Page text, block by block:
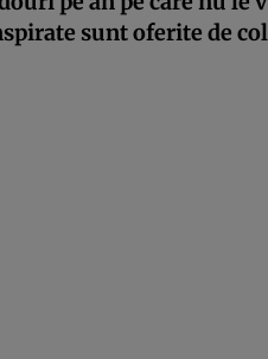
sunt oferite de